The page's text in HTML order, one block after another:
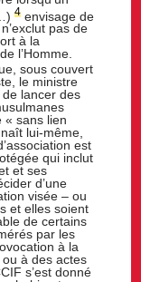
4 envisage de
pas de
à la
l’Homme.
sous couvert
le ministre
de lancer des
« sans lien
lui-même,
est
qui inclut
et ses
d’une
visée – ou
et elles soient
de certains
par les
à la
à des actes
s’est donné